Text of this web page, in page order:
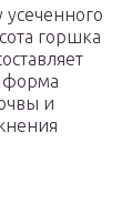
горшка
форма
и